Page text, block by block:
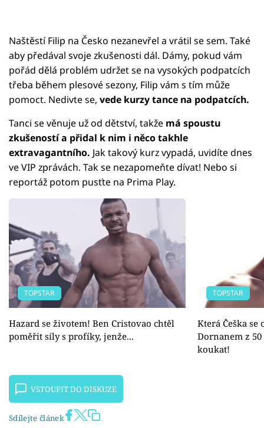
Naštěstí Filip na Česko nezanevřel a vrátil se sem. Také
aby předával svoje zkušenosti dál. Dámy, pokud vám
pořád dělá problém udržet se na vysokých podpatcích
třeba během plesové sezony, Filip vám s tím může
pomoct. Nedivte se, vede kurzy tance na podpatcích.
Tanci se věnuje už od dětství, takže má spoustu
zkušeností a přidal k nim i něco takhle
extravagantního. Jak takový kurz vypadá, uvidíte dnes
ve VIP zprávách. Tak se nezapomeňte dívat! Nebo si
reportáž potom pusťte na Prima Play.
TOPSTAR
Hazard se životem! Ben Cristovao chtěl
poměřit síly s profíky, jenže...
TOPSTAR
Která Češka se
Dornanem z
koukat!
VSTOUPIT DO DISKUZE
Sdílejte článek